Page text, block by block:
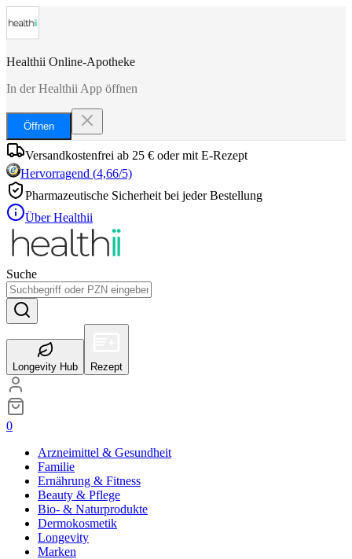
Healthii Online-Apotheke
In der Healthii App öffnen
Öffnen
Versandkostenfrei ab 25 € oder mit E-Rezept
Hervorragend (4,66/5)
Pharmazeutische Sicherheit bei jeder Bestellung
Über Healthii
Suche
Longevity Hub Rezept
0
Arzneimittel & Gesundheit
Familie
Ernährung & Fitness
Beauty & Pflege
Bio- & Naturprodukte
Dermokosmetik
Longevity
Marken